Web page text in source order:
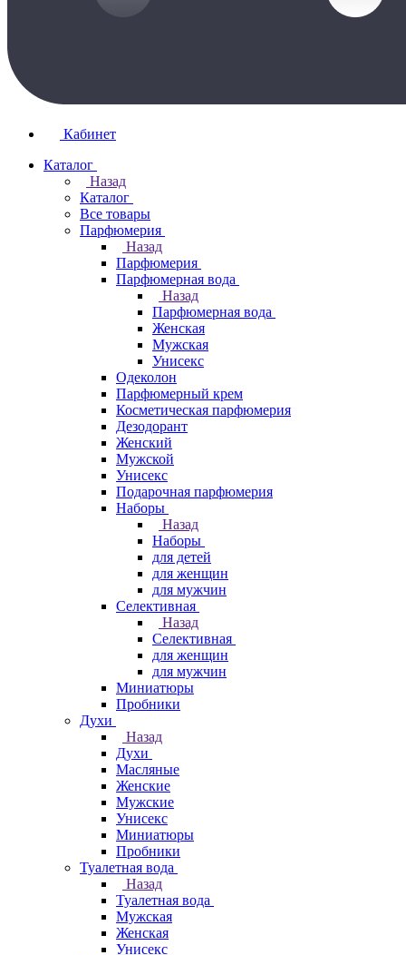
Кабинет
Каталог
Назад
Каталог
Все товары
Парфюмерия
Назад
Парфюмерия
Парфюмерная вода
Назад
Парфюмерная вода
Женская
Мужская
Унисекс
Одеколон
Парфюмерный крем
Косметическая парфюмерия
Дезодорант
Женский
Мужской
Унисекс
Подарочная парфюмерия
Наборы
Назад
Наборы
для детей
для женщин
для мужчин
Селективная
Назад
Селективная
для женщин
для мужчин
Миниатюры
Пробники
Духи
Назад
Духи
Масляные
Женские
Мужские
Унисекс
Миниатюры
Пробники
Туалетная вода
Назад
Туалетная вода
Мужская
Женская
Унисекс